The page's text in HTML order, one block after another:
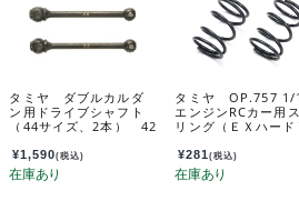
タミヤ ダブルカルダ
ン用ドライブシャフト
（44サイズ、2本） 42
¥1,590(税込)
タミヤ OP.757 1/
エンジンRCカー用
リング（ＥＸハード
¥281(税込)